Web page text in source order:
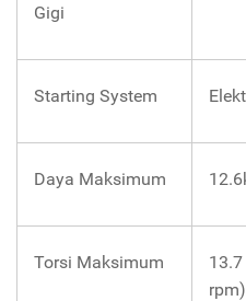
Gigi
Starting System
Daya Maksimum
Torsi Maksimum
rpm)